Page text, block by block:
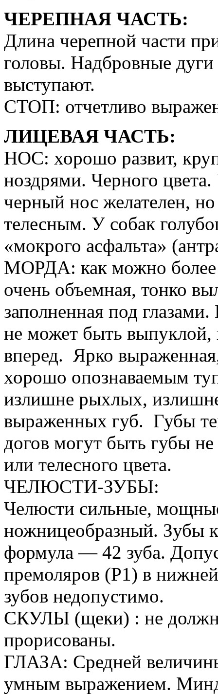
ЧЕРЕПНАЯ ЧАСТЬ:
Длина черепной части
головы. Надбровные
выступают.
СТОП: отчетливо
ЛИЦЕВАЯ ЧАСТЬ:
НОС: хорошо развит,
ноздрями. Черного
черный нос желателен,
телесным. У собак
«мокрого асфальта»
МОРДА: как можно более
очень объемная, тонко
заполненная под
не может быть выпуклой,
вперед. Ярко
хорошо опознаваемым
излишне рыхлых,
выраженных губ. Губы
догов могут быть губы
или телесного цвета.
ЧЕЛЮСТИ-ЗУБЫ:
Челюсти сильные,
ножницеобразный. Зубы
формула — 42 зуба.
премоляров (Р1) в
зубов недопустимо.
СКУЛЫ (щеки) : не
прорисованы.
ГЛАЗА: Средней
умным выражением.